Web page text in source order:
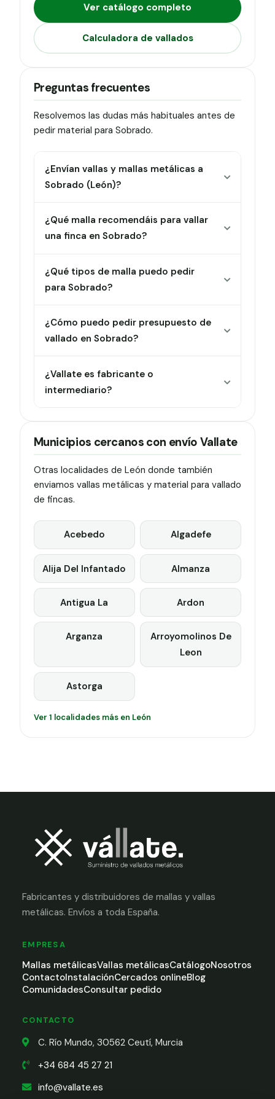
Ver catálogo completo
Calculadora de vallados
Preguntas frecuentes
Resolvemos las dudas más habituales antes de
pedir material para Sobrado.
¿Envían vallas y mallas metálicas a
Sobrado (León)?
¿Qué malla recomendáis para vallar
una finca en Sobrado?
¿Qué tipos de malla puedo pedir
para Sobrado?
¿Cómo puedo pedir presupuesto de
vallado en Sobrado?
¿Vallate es fabricante o
intermediario?
Municipios cercanos con envío Vallate
Otras localidades de León donde también
enviamos vallas metálicas y material para vallado
de fincas.
Acebedo Algadefe
Alija Del Infantado Almanza
Antigua La Ardon
Arganza
Arroyomolinos De
Leon
Astorga
Ver 1 localidades más en León
Fabricantes y distribuidores de mallas y vallas
metálicas. Envíos a toda España.
EMPRESA
Mallas metálicasVallas metálicasCatálogoNosotros
ContactoInstalaciónCercados onlineBlog
ComunidadesConsultar pedido
CONTACTO
C. Río Mundo, 30562 Ceutí, Murcia
+34 684 45 27 21
info@vallate.es